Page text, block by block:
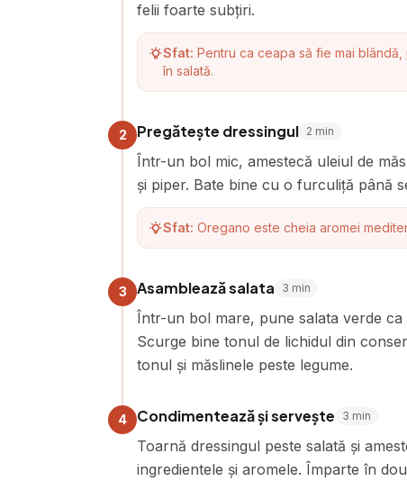
felii foarte subțiri.
Sfat: Pentru ca ceapa să fie mai
în salată.
2 Pregătește dressingul 2 min
Într-un bol mic, amestecă uleiul de
și piper. Bate bine cu o furculiță până
Sfat: Oregano este cheia aromei
3 Asamblează salata 3 min
Într-un bol mare, pune salata verde
Scurge bine tonul de lichidul din
tonul și măslinele peste legume.
4 Condimentează și servește 3 min
Toarnă dressingul peste salată și
ingredientele și aromele. Împarte în